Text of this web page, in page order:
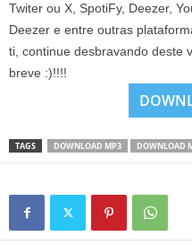
Twiter ou X, SpotiFy, Deezer,
Deezer e entre outras
ti, continue desbravando deste
breve :)!!!!
TAGS DOWNLOAD MP3 DOWNLOAD